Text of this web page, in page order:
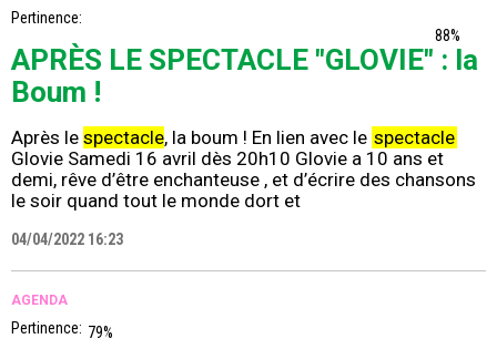
Pertinence:
88%
APRÈS LE SPECTACLE "GLOVIE" : la
Boum !
Après le spectacle, la boum ! En lien avec le spectacle
Glovie Samedi 16 avril dès 20h10 Glovie a 10 ans et
demi, rêve d’être enchanteuse , et d’écrire des chansons
le soir quand tout le monde dort et
04/04/2022 16:23
AGENDA
Pertinence: 79%